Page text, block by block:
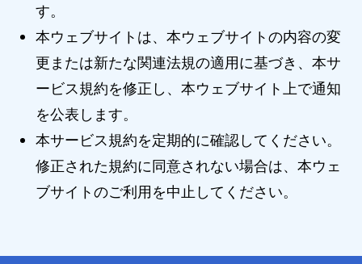
す。
本ウェブサイトは、本ウェブサイトの内容の変
更または新たな関連法規の適用に基づき、本サ
ービス規約を修正し、本ウェブサイト上で通知
を公表します。
本サービス規約を定期的に確認してください。
修正された規約に同意されない場合は、本ウェ
ブサイトのご利用を中止してください。